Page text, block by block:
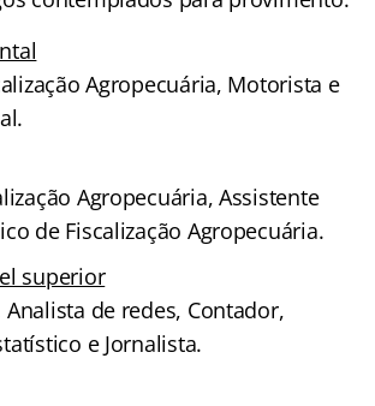
Agropecuária, Motorista e
Agropecuária, Assistente
de Fiscalização Agropecuária.
superior
de redes, Contador,
e Jornalista.